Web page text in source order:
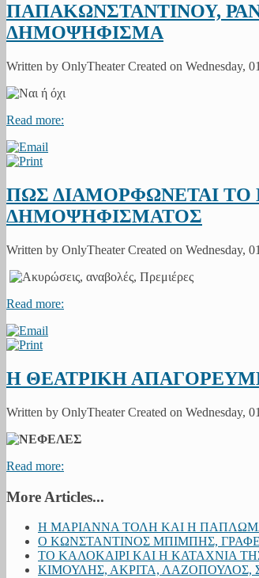
ΠΑΠΑΚΩΝΣΤΑΝΤΙΝΟΥ,
ΔΗΜΟΨΗΦΙΣΜΑ
Written by OnlyTheater Created on Wednesday,
Read more:
ΠΩΣ ΔΙΑΜΟΡΦΩΝΕΤΑΙ
ΔΗΜΟΨΗΦΙΣΜΑΤΟΣ
Written by OnlyTheater Created on Wednesday,
Read more:
Η ΘΕΑΤΡΙΚΗ
Written by OnlyTheater Created on Wednesday,
Read more:
More Articles...
H MAΡΙΑΝΝΑ ΤΟΛΗ ΚΑΙ Η
Ο ΚΩΝΣΤΑΝΤΙΝΟΣ ΜΠΙΜΠΗΣ,
ΤΟ ΚΑΛΟΚΑΙΡΙ ΚΑΙ Η ΚΑΤΑΧΝΙΑ
ΚΙΜΟΥΛΗΣ, ΑΚΡΙΤΑ,